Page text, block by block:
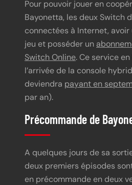
Pour pouvoir jouer en
Bayonetta, les deux Switch
connectées à Internet,
jeu et posséder un
Switch Online. Ce service
l’arrivée de la console
deviendra payant en
par an).
Précommande de
A quelques jours de sa
deux premiers épisodes
en précommande en deux